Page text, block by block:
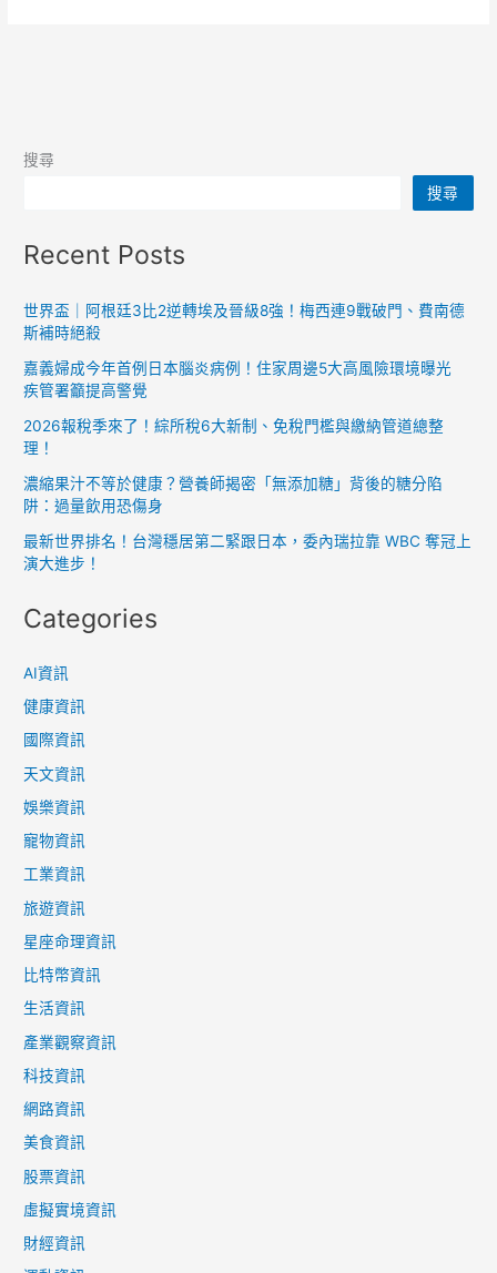
的
城
20
週
年
慶
典，
木
村
拓
再
聲
經
色
搜尋
搜尋
Recent Posts
世界盃｜阿根廷3比2逆轉埃及晉級8強！梅西連9戰破門、費南德
斯補時絕殺
嘉義婦成今年首例日本腦炎病例！住家周邊5大高風險環境曝光
疾管署籲提高警覺
2026報稅季來了！綜所稅6大新制、免稅門檻與繳納管道總整
理！
濃縮果汁不等於健康？營養師揭密「無添加糖」背後的糖分陷
阱：過量飲用恐傷身
最新世界排名！台灣穩居第二緊跟日本，委內瑞拉靠 WBC 奪冠上
演大進步！
Categories
AI資訊
健康資訊
國際資訊
天文資訊
娛樂資訊
寵物資訊
工業資訊
旅遊資訊
星座命理資訊
比特幣資訊
生活資訊
產業觀察資訊
科技資訊
網路資訊
美食資訊
股票資訊
虛擬實境資訊
財經資訊